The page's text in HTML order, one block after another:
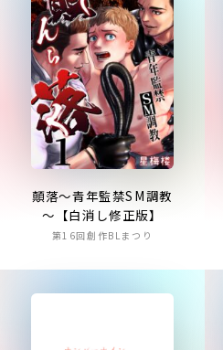
顛落～青年監禁SM調教
～【白消し修正版】
第16回創作BLまつり